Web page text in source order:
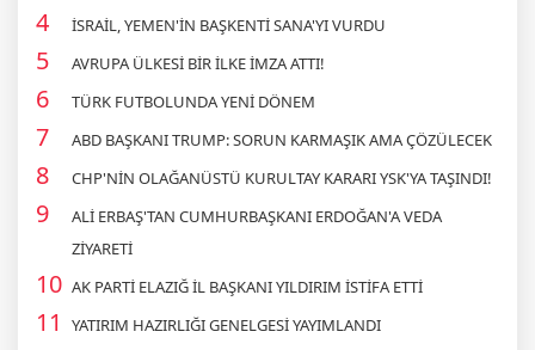
İSRAİL, YEMEN'İN BAŞKENTİ SANA'YI VURDU
AVRUPA ÜLKESİ BİR İLKE İMZA ATTI!
TÜRK FUTBOLUNDA YENİ DÖNEM
ABD BAŞKANI TRUMP: SORUN KARMAŞIK AMA ÇÖZÜLECEK
CHP'NİN OLAĞANÜSTÜ KURULTAY KARARI YSK'YA TAŞINDI!
ALİ ERBAŞ'TAN CUMHURBAŞKANI ERDOĞAN'A VEDA
ZİYARETİ
AK PARTİ ELAZIĞ İL BAŞKANI YILDIRIM İSTİFA ETTİ
YATIRIM HAZIRLIĞI GENELGESİ YAYIMLANDI